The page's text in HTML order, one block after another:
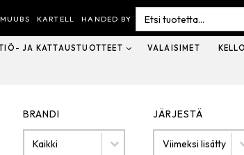
MUUBS KARTELL HANDED BY
Search
for:
JA KATTAUSTUOTTEET VALAISIMET
BRANDI
BRANDI
Brandi
JÄRJESTÄ
JÄRJESTÄ
Järjestä